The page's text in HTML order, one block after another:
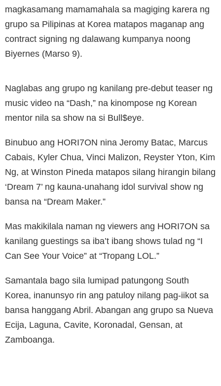
magkasamang mamamahala sa magiging karera ng
grupo sa Pilipinas at Korea matapos maganap ang
contract signing ng dalawang kumpanya noong
Biyernes (Marso 9).
Naglabas ang grupo ng kanilang pre-debut teaser ng
music video na “Dash,” na kinompose ng Korean
mentor nila sa show na si Bull$eye.
Binubuo ang HORI7ON nina Jeromy Batac, Marcus
Cabais, Kyler Chua, Vinci Malizon, Reyster Yton, Kim
Ng, at Winston Pineda matapos silang hirangin bilang
‘Dream 7’ ng kauna-unahang idol survival show ng
bansa na “Dream Maker.”
Mas makikilala naman ng viewers ang HORI7ON sa
kanilang guestings sa iba’t ibang shows tulad ng “I
Can See Your Voice” at “Tropang LOL.”
Samantala bago sila lumipad patungong South
Korea, inanunsyo rin ang patuloy nilang pag-iikot sa
bansa hanggang Abril. Abangan ang grupo sa Nueva
Ecija, Laguna, Cavite, Koronadal, Gensan, at
Zamboanga.